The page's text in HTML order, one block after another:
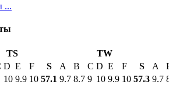
...
TS
TW
D E F S A B C D E F S A
10 9.9 10 57.1 9.7 8.7 9 10 9.9 10 57.3 9.7